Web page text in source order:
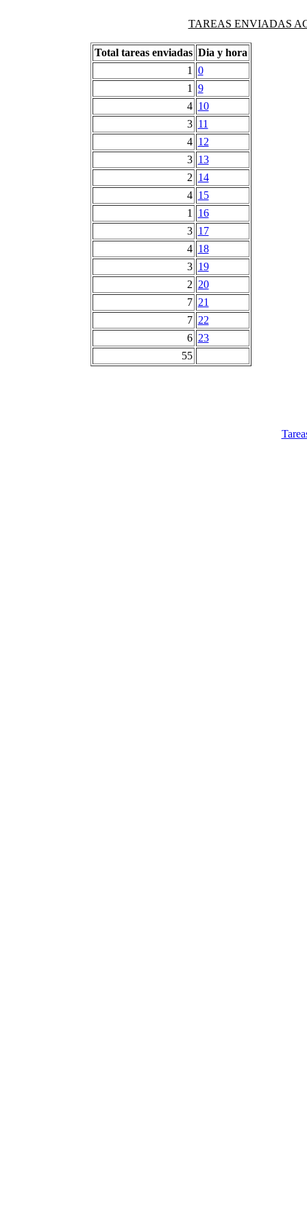
TAREAS ENVIADAS
Total tareas enviadas Dia y hora
1
0
1
9
4 10
3 11
4 12
3 13
2 14
4 15
1
16
3 17
4 18
3 19
2 20
7 21
7 22
6 23
55